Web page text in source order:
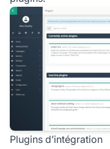
Plugins d’intégration